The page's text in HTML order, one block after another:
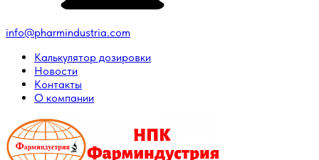
info@pharmindustria.com
Калькулятор дозировки
Новости
Контакты
О компании